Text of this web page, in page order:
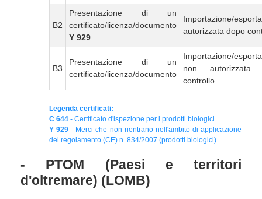
B2
Presentazione di un
certificato/licenza/documento
Y 929
Importazione/
autorizzata dopo
B3
Presentazione di un
certificato/licenza/documento
Importazione/
non autorizzata
controllo
Legenda certificati:
C 644 - Certificato d'ispezione per i prodotti biologici
Y 929 - Merci che non rientrano nell'ambito di applicazione
del regolamento (CE) n. 834/2007 (prodotti biologici)
- PTOM (Paesi e territori
d'oltremare) (LOMB)